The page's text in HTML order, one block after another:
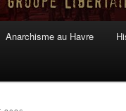
Anarchisme au Havre